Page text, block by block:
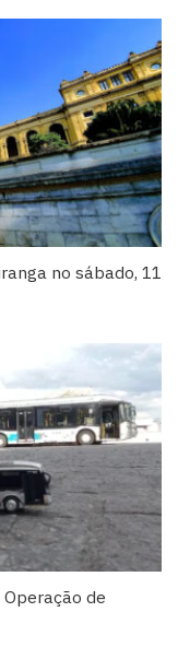
no sábado, 11
de